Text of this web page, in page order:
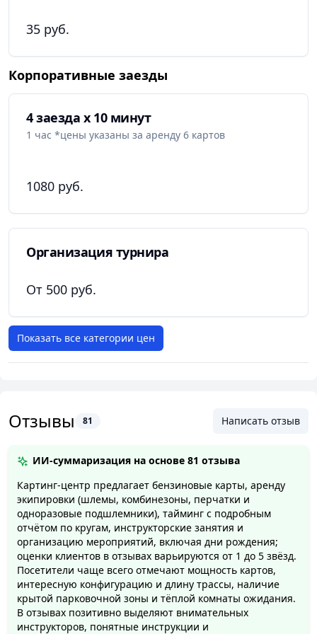
нам и испытайте настоящие скоростные гонки!
35 руб.
Корпоративные заезды
4 заезда х 10 минут
1 час *цены указаны за аренду 6 картов
1080 руб.
Организация турнира
От 500 руб.
Показать все категории цен
Отзывы 81 Написать отзыв
ИИ-суммаризация на основе 81 отзыва
Картинг-центр предлагает бензиновые карты, аренду
экипировки (шлемы, комбинезоны, перчатки и
одноразовые подшлемники), тайминг с подробным
отчётом по кругам, инструкторские занятия и
организацию мероприятий, включая дни рождения;
оценки клиентов в отзывах варьируются от 1 до 5 звёзд.
Посетители чаще всего отмечают мощность картов,
интересную конфигурацию и длину трассы, наличие
крытой парковочной зоны и тёплой комнаты ожидания.
В отзывах позитивно выделяют внимательных
инструкторов, понятные инструкции и